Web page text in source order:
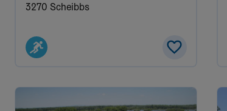
3270 Scheibbs